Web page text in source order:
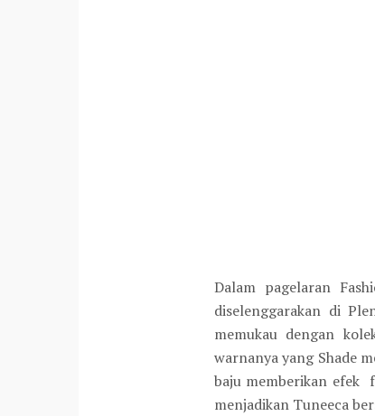
Dalam pagelaran
diselenggarakan di
memukau dengan
warnanya yang Shade
baju memberikan efek
menjadikan Tuneeca